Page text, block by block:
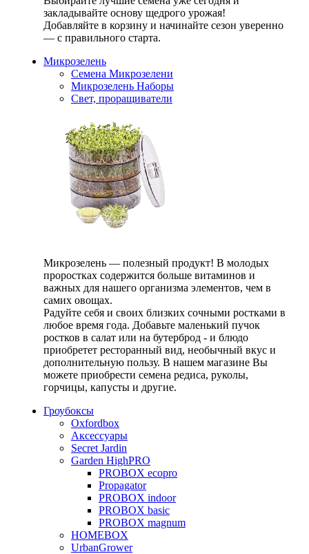
закладывайте основу щедрого урожая!
Добавляйте в корзину и начинайте сезон уверенно
— с правильного старта.
Микрозелень
Семена Микрозелени
Микрозелень Наборы
Свет, проращиватели
Микрозелень — полезный продукт! В молодых
проростках содержится больше витаминов и
важных для нашего организма элементов, чем в
самих овощах.
Радуйте себя и своих близких сочными ростками в
любое время года. Добавьте маленький пучок
ростков в салат или на бутерброд - и блюдо
приобретет ресторанный вид, необычный вкус и
дополнительную пользу. В нашем магазине Вы
можете приобрести семена редиса, руколы,
горчицы, капусты и другие.
Гроубоксы
Oxfordbox
Аксессуары
Secret Jardin
Garden HighPRO
PROBOX ecopro
Propagator
PROBOX indoor
PROBOX basic
PROBOX magnum
HOMEBOX
UrbanGrower